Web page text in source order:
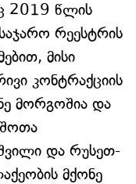
2019 წლის
რეესტრის
მისი
კონტრაქციის
მორგოშია და
შოთა
და რუსეთ-
მქონე